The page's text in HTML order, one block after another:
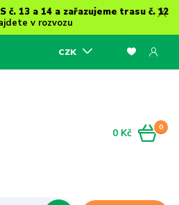
č. 13 a 14 a zařazujeme trasu č. 12
v rozvozu
CZK
0
0 Kč